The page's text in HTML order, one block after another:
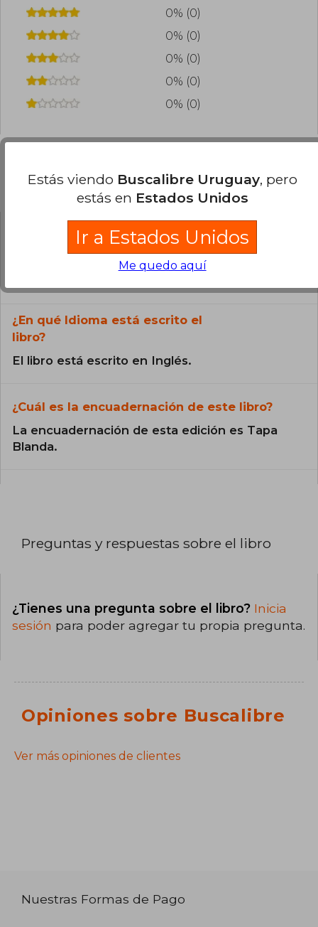
0% (0)
0% (0)
0% (0)
0% (0)
0% (0)
Preguntas frecuentes sobre el libro
¿El libro es original?
Todos los libros de nuestro
¿En qué Idioma está escrito el
libro?
El libro está escrito en Inglés.
¿Cuál es la encuadernación de este libro?
La encuadernación de esta edición es Tapa
Blanda.
Preguntas y respuestas sobre el libro
¿Tienes una pregunta sobre el libro? Inicia
sesión para poder agregar tu propia pregunta.
Opiniones sobre Buscalibre
Ver más opiniones de clientes
Nuestras Formas de Pago
Estás viendo Buscalibre Uruguay, pero
estás en Estados Unidos
Ir a Estados Unidos
Me quedo aquí